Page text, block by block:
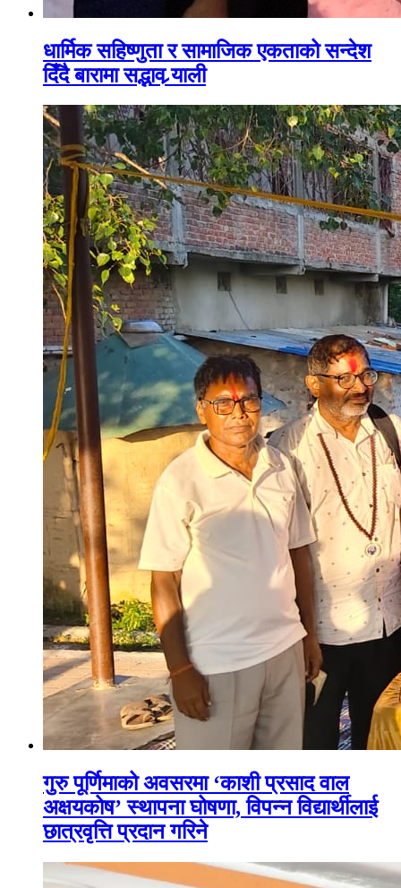
धार्मिक सहिष्णुता र सामाजिक एकताको सन्देश
दिँदै बारामा सद्भाव र्‍याली
गुरु पूर्णिमाको अवसरमा ‘काशी प्रसाद वाल
अक्षयकोष’ स्थापना घोषणा, विपन्न विद्यार्थीलाई
छात्रवृत्ति प्रदान गरिने